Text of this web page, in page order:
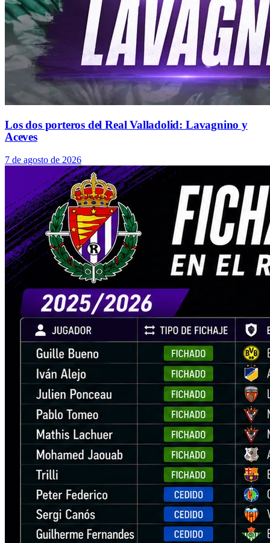
Los dos porteros del Real Valladolid: Lavagnino y
Aceves
7 de agosto de 2026